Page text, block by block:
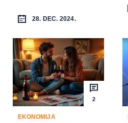
28. DEC. 2024.
2
EKONOMIJA